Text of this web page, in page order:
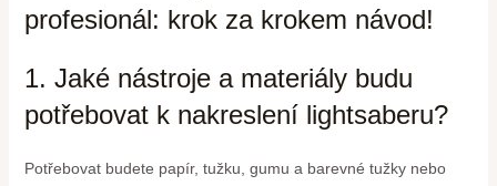
profesionál: krok za krokem návod!
1. Jaké nástroje a materiály budu
potřebovat k nakreslení lightsaberu?
Potřebovat budete papír, tužku, gumu a barevné tužky nebo